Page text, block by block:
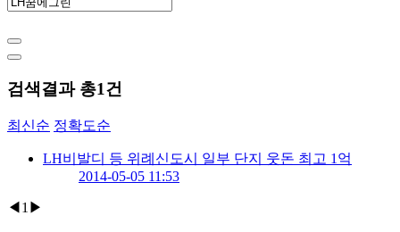
검색결과 총1건
최신순 정확도순
LH비발디 등 위례신도시 일부 단지 웃돈 최고 1억
2014-05-05 11:53
◀ 1 ▶